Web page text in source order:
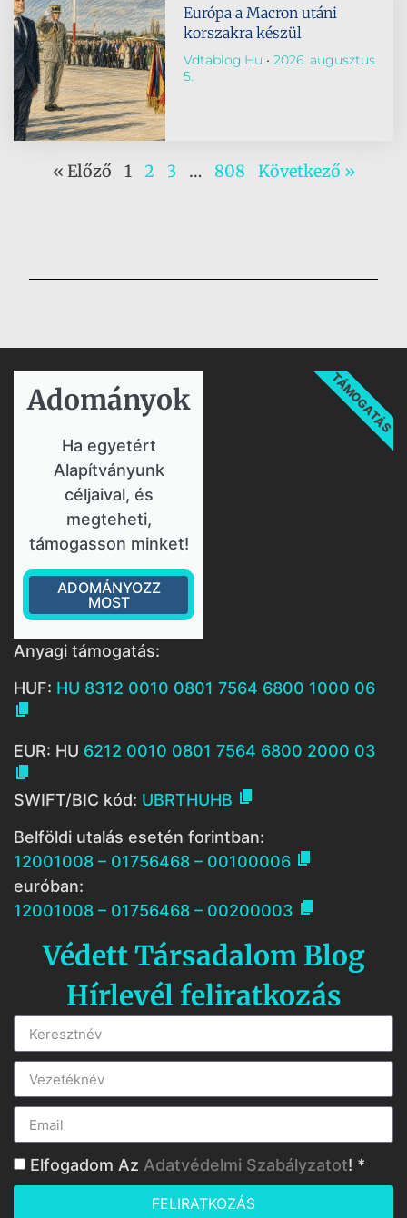
Európa a Macron utáni
korszakra készül
Vdtablog.hu
2026. augusztus
5.
« Előző 1 2 3 … 808 Következő »
Adományok​
Ha egyetért
Alapítványunk
céljaival, és
megteheti,
támogasson minket!
ADOMÁNYOZZ
MOST
TÁMOGATÁS
Anyagi támogatás:
HUF: HU 8312 0010 0801 7564 6800 1000 06

EUR: HU 6212 0010 0801 7564 6800 2000 03

SWIFT/BIC kód: UBRTHUHB 
Belföldi utalás esetén forintban:
12001008 – 01756468 – 00100006 
euróban:
12001008 – 01756468 – 00200003 
Védett Társadalom Blog
Hírlevél feliratkozás
Elfogadom Az Adatvédelmi Szabályzatot! *
FELIRATKOZÁS